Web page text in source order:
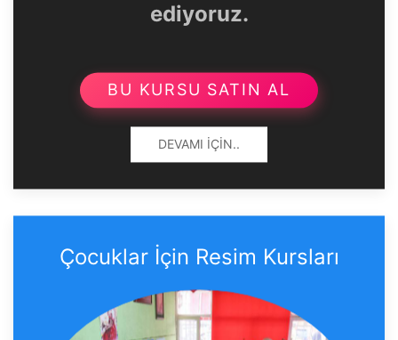
ediyoruz.
BU KURSU SATIN AL
DEVAMI İÇIN..
Çocuklar İçin Resim Kursları